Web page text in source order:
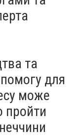
та
для
може
пройти